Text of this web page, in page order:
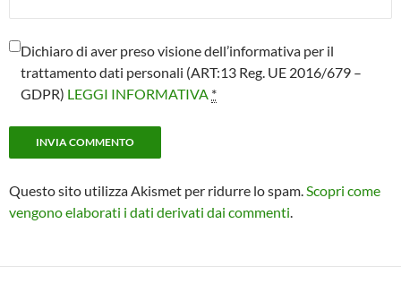
Dichiaro di aver preso visione dell’informativa per il
trattamento dati personali (ART:13 Reg. UE 2016/679 –
GDPR) LEGGI INFORMATIVA *
Questo sito utilizza Akismet per ridurre lo spam. Scopri come
vengono elaborati i dati derivati dai commenti